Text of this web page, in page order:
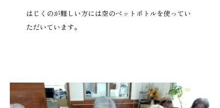
はじくのが難しい方には空のペットボトルを使ってい
ただいています。